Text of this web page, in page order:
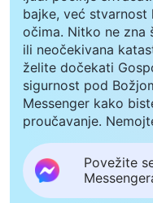
bajke, već stvarnost
očima. Nitko ne zna
ili neočekivana
želite dočekati
sigurnost pod
Messenger kako
proučavanje.
Povežite